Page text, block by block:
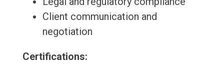
Client communication and
negotiation
Certifications: